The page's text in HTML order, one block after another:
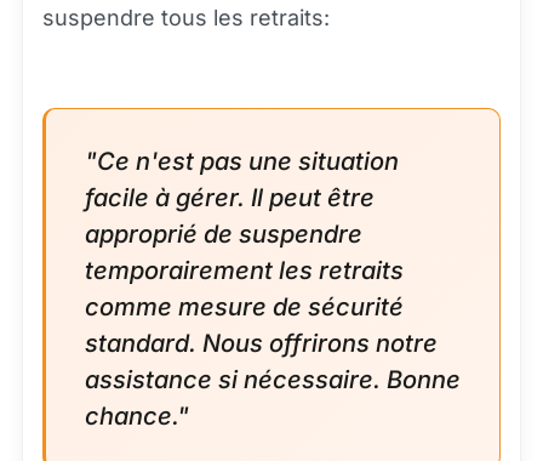
suspendre tous les retraits:
"Ce n'est pas une situation
facile à gérer. Il peut être
approprié de suspendre
temporairement les retraits
comme mesure de sécurité
standard. Nous offrirons notre
assistance si nécessaire. Bonne
chance."